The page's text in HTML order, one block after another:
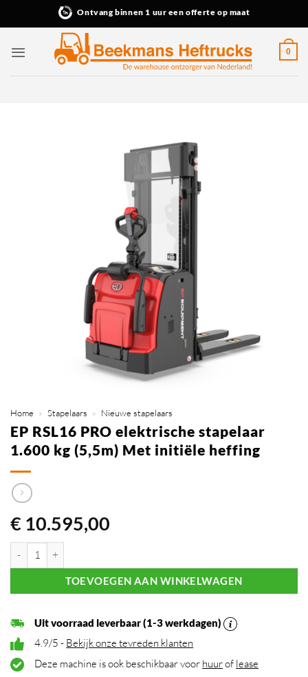
Ontvang binnen 1 uur een offerte op maat
0
Home » Stapelaars » Nieuwe stapelaars
EP RSL16 PRO elektrische stapelaar
1.600 kg (5,5m) Met initiële heffing
€ 10.595,00
EP RSL16 PRO elektrische stapelaar 1.600 kg (5,5m) Met initiële
TOEVOEGEN AAN WINKELWAGEN
Uit voorraad leverbaar (1-3 werkdagen)
4.9/5 - Bekijk onze tevreden klanten
Deze machine is ook beschikbaar voor huurof lease